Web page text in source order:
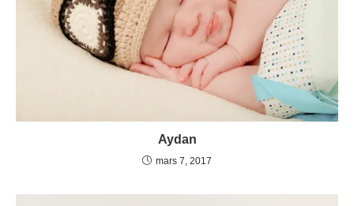
Aydan
mars 7, 2017